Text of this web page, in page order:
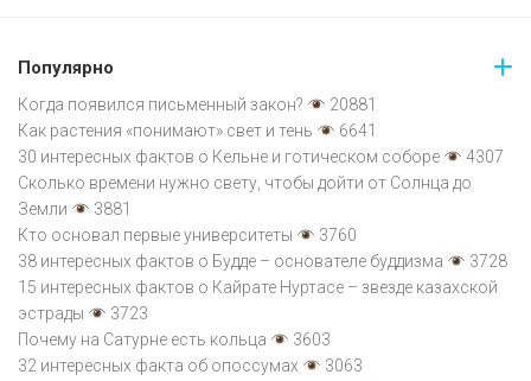
Популярно
Когда появился письменный закон?
20881
Как растения «понимают» свет и тень
6641
30 интересных фактов о Кельне и готическом соборе
4307
Сколько времени нужно свету, чтобы дойти от Солнца до
Земли
3881
Кто основал первые университеты
3760
38 интересных фактов о Будде – основателе буддизма
3728
15 интересных фактов о Кайрате Нуртасе – звезде казахской
эстрады
3723
Почему на Сатурне есть кольца
3603
32 интересных факта об опоссумах
3063